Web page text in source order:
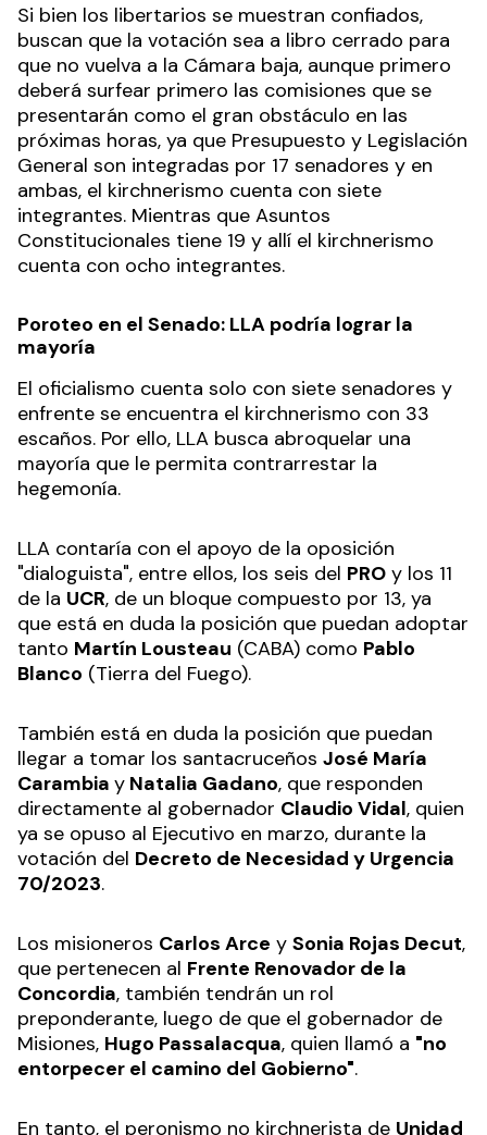
Si bien los libertarios se muestran confiados,
buscan que la votación sea a libro cerrado para
que no vuelva a la Cámara baja, aunque primero
deberá surfear primero las comisiones que se
presentarán como el gran obstáculo en las
próximas horas, ya que Presupuesto y Legislación
General son integradas por 17 senadores y en
ambas, el kirchnerismo cuenta con siete
integrantes. Mientras que Asuntos
Constitucionales tiene 19 y allí el kirchnerismo
cuenta con ocho integrantes.
Poroteo en el Senado: LLA podría lograr la
mayoría
El oficialismo cuenta solo con siete senadores y
enfrente se encuentra el kirchnerismo con 33
escaños. Por ello, LLA busca abroquelar una
mayoría que le permita contrarrestar la
hegemonía.
LLA contaría con el apoyo de la oposición
"dialoguista", entre ellos, los seis del PRO y los 11
de la UCR, de un bloque compuesto por 13, ya
que está en duda la posición que puedan adoptar
tanto Martín Lousteau (CABA) como Pablo
Blanco (Tierra del Fuego).
También está en duda la posición que puedan
llegar a tomar los santacruceños José María
Carambia y Natalia Gadano, que responden
directamente al gobernador Claudio Vidal, quien
ya se opuso al Ejecutivo en marzo, durante la
votación del Decreto de Necesidad y Urgencia
70/2023.
Los misioneros Carlos Arce y Sonia Rojas Decut,
que pertenecen al Frente Renovador de la
Concordia, también tendrán un rol
preponderante, luego de que el gobernador de
Misiones, Hugo Passalacqua, quien llamó a "no
entorpecer el camino del Gobierno".
En tanto, el peronismo no kirchnerista de Unidad